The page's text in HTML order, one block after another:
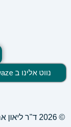
נווט אלינו ב waze
© 2026 ד"ר